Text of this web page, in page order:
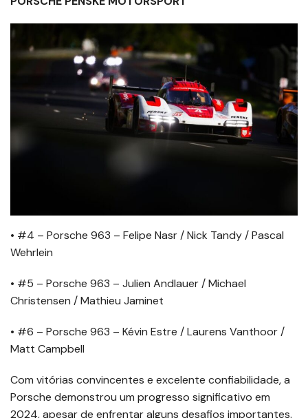
• #4 – Porsche 963 – Felipe Nasr / Nick Tandy / Pascal
Wehrlein
• #5 – Porsche 963 – Julien Andlauer / Michael
Christensen / Mathieu Jaminet
• #6 – Porsche 963 – Kévin Estre / Laurens Vanthoor /
Matt Campbell
Com vitórias convincentes e excelente confiabilidade, a
Porsche demonstrou um progresso significativo em
2024, apesar de enfrentar alguns desafios importantes.